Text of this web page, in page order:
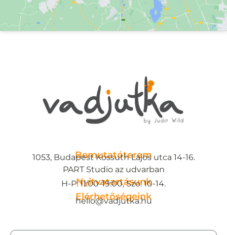
Bemutatóterem
1053, Budapest Kossuth Lajos utca 14-16.
PART Studio az udvarban
Nyitvatartásunk
H-P: 11:00-19:00, Szo: 10-14.
Elérhetőségeink
hello@vadjutka.hu